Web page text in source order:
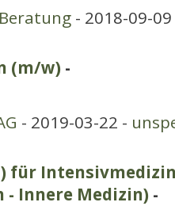
- 2018-09-
(m/w) -
- 2019-03-22 -
für
Innere Medizin) -